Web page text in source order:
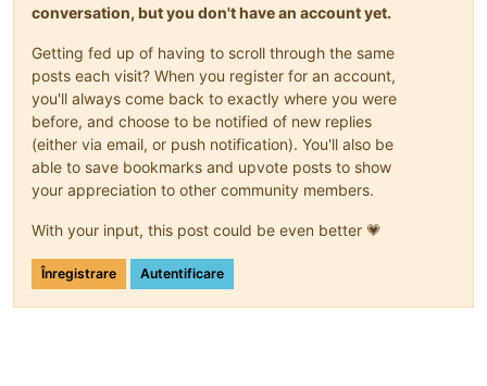
conversation, but you don't have an account yet.
Getting fed up of having to scroll through the same
posts each visit? When you register for an account,
you'll always come back to exactly where you were
before, and choose to be notified of new replies
(either via email, or push notification). You'll also be
able to save bookmarks and upvote posts to show
your appreciation to other community members.
With your input, this post could be even better 💗
Înregistrare Autentificare